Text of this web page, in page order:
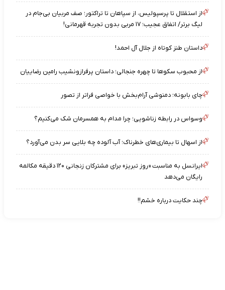
از استقلال تا پرسپولیس، از سپاهان تا تراکتور؛ صف مربیان بی‌جام در
لیگ برتر/ اتفاق عجیب؛ ۱۷ مربی بدون تجربه قهرمانی!
داستان طنز کوتاه از جلال آل احمد!
از محبوب سکوها تا چهره جنجالی؛ داستان پرفرازونشیب رامین رضاییان
چای بابونه؛ دمنوشی آرام‌بخش با خواصی فراتر از تصور
وسواس در رابطه زناشویی؛ چرا مدام به همسرمان شک می‌کنیم؟
از اسهال تا بیماری‌های خطرناک؛ آب آلوده چه بلایی سر بدن می‌آورد؟
ایرانسل به مناسبت «روز تبریز» برای مشترکان زنجانی ۱۲۰ دقیقه مکالمه
رایگان می‌دهد
چند حکایت درباره خشم!!